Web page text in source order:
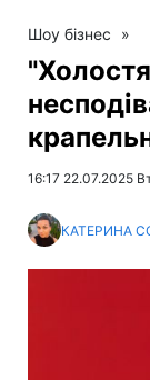
Шоу бізнес »
16:17 22.07.2025
КАТЕРИНА